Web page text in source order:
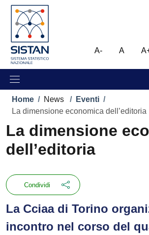
al contenuto principale
to footer content
Immagine
A- A
Briciole di pane
Home / News / Eventi /
La dimensione economica dell’editoria
La dimensione
dell’editoria
Condividi
La Cciaa di Torino
incontro nel corso del